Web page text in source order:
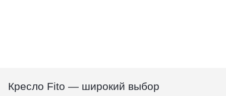
Кресло Fito — широкий выбор